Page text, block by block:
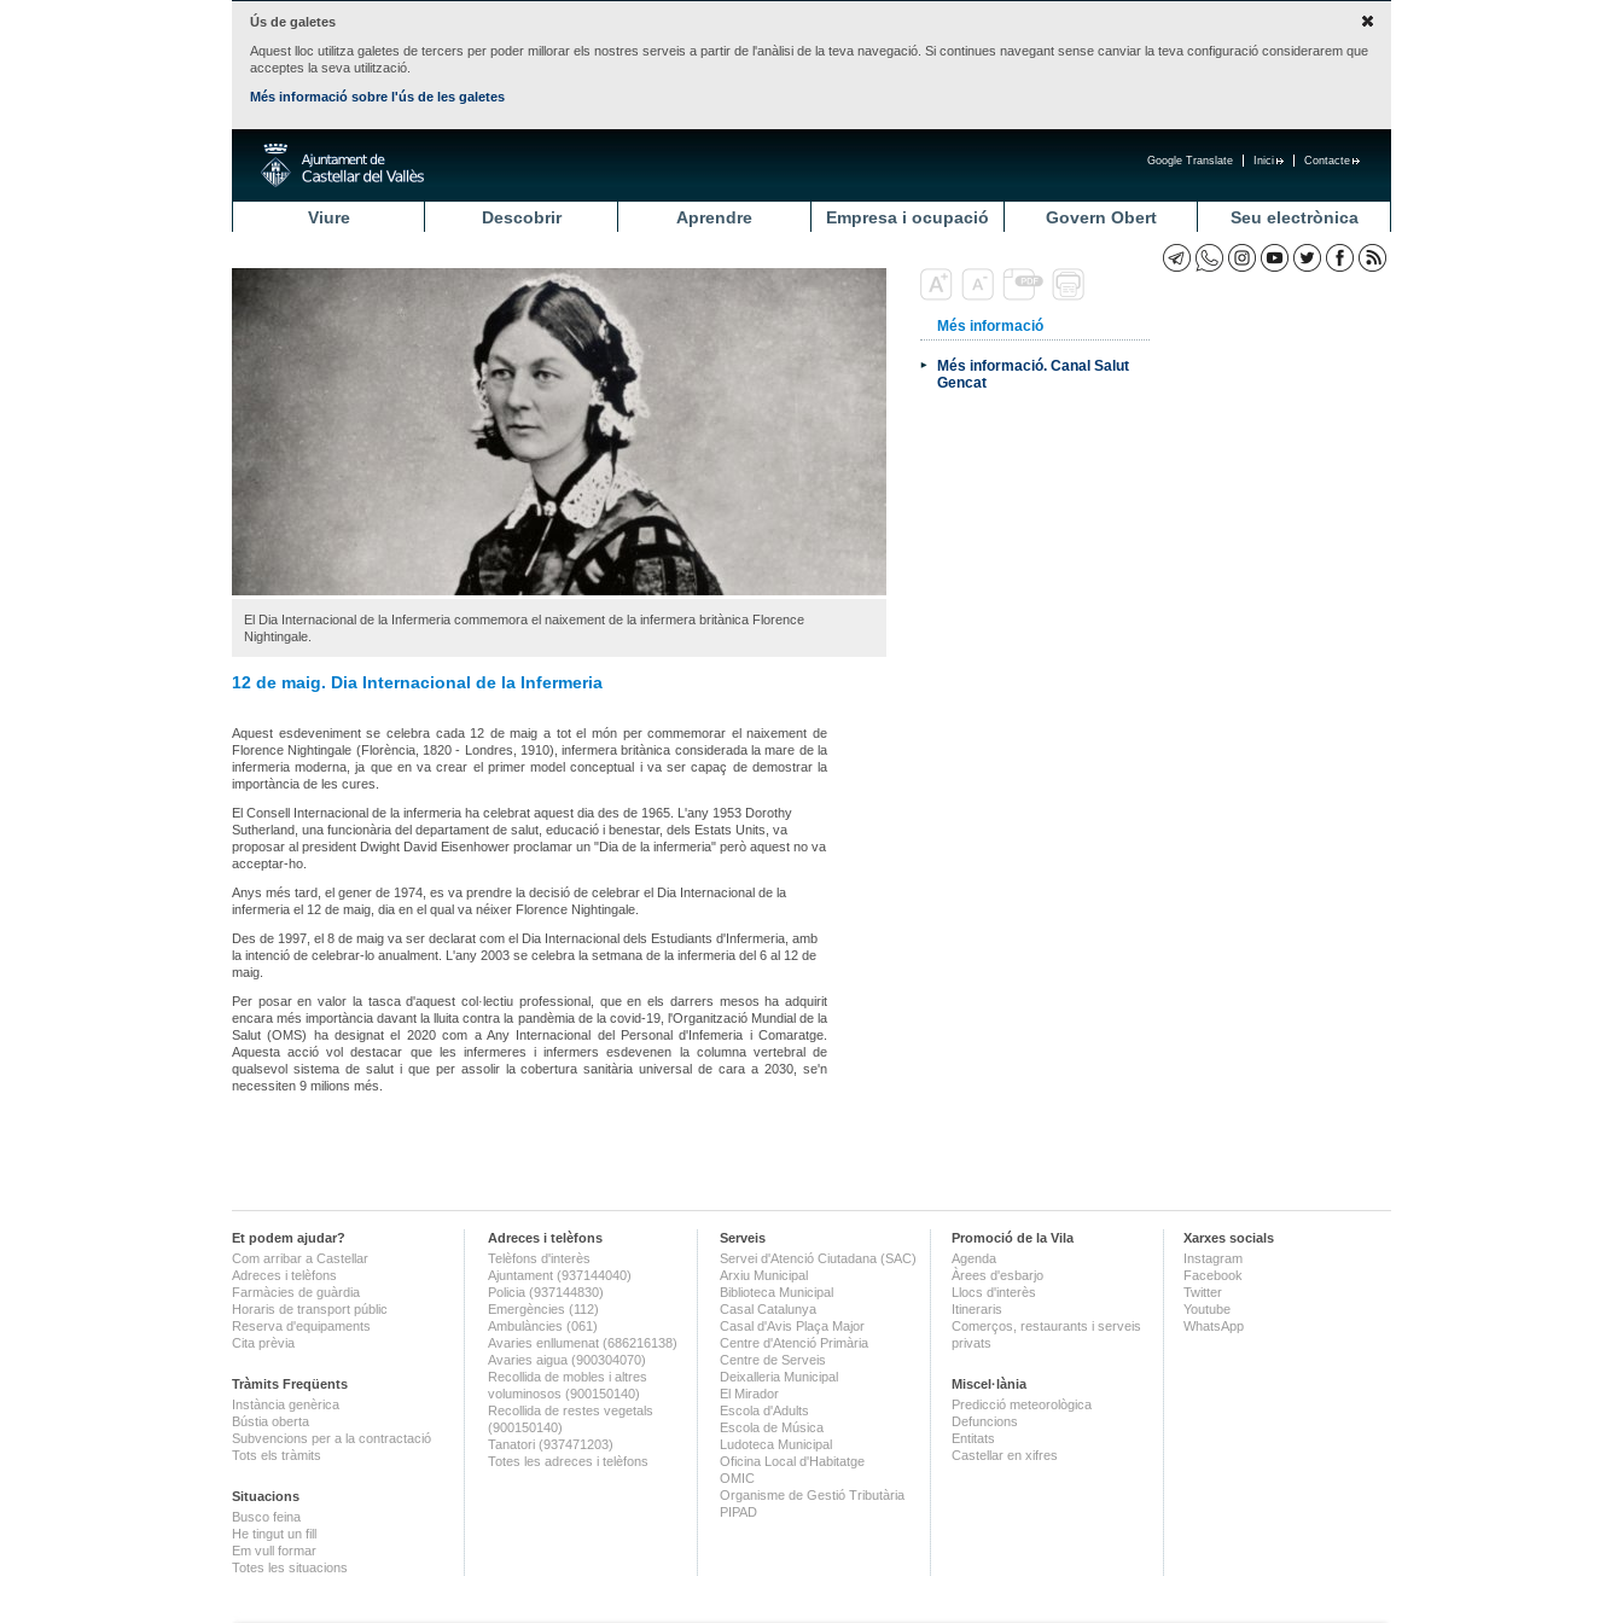
Ús de galetes
Aquest lloc utilitza galetes de tercers per poder millorar els nostres serveis a partir de l'anàlisi de la teva navegació. Si continues navegant sense canviar la teva configuració considerarem que
acceptes la seva utilització.
Més informació sobre l'ús de les galetes
Contacte
Inici
Google Translate
Viure Descobrir Aprendre Empresa i ocupació Govern Obert Seu electrònica
El Dia Internacional de la Infermeria commemora el naixement de la infermera britànica Florence
Nightingale.
12 de maig. Dia Internacional de la Infermeria
Aquest esdeveniment se celebra cada 12 de maig a tot el món per commemorar el naixement de
Florence Nightingale (Florència, 1820 - Londres, 1910), infermera britànica considerada la mare de la
infermeria moderna, ja que en va crear el primer model conceptual i va ser capaç de demostrar la
importància de les cures.
El Consell Internacional de la infermeria ha celebrat aquest dia des de 1965. L'any 1953 Dorothy
Sutherland , una funcionària del departament de salut, educació i benestar, dels Estats Units, va
proposar al president Dwight David Eisenhower proclamar un "Dia de la infermeria" però aquest no va
acceptar-ho.
Anys més tard, el gener de 1974, es va prendre la decisió de celebrar el Dia Internacional de la
infermeria el 12 de maig, dia en el qual va néixer Florence Nightingale.
Des de 1997, el 8 de maig va ser declarat com el Dia Internacional dels Estudiants d'Infermeria, amb
la intenció de celebrar-lo anualment. L'any 2003 se celebra la setmana de la infermeria del 6 al 12 de
maig.
Per posar en valor la tasca d'aquest col·lectiu professional, que en els darrers mesos ha adquirit
encara més importància davant la lluita contra la pandèmia de la covid-19, l'Organització Mundial de la
Salut (OMS) ha designat el 2020 com a Any Internacional del Personal d'Infemeria i Comaratge.
Aquesta acció vol destacar que les infermeres i infermers esdevenen la columna vertebral de
qualsevol sistema de salut i que per assolir la cobertura sanitària universal de cara a 2030, se'n
necessiten 9 milions més.
Més informació
Més informació. Canal Salut
Gencat
Et podem ajudar?
Com arribar a Castellar
Adreces i telèfons
Farmàcies de guàrdia
Horaris de transport públic
Reserva d'equipaments
Cita prèvia
Tràmits Freqüents
Instància genèrica
Bústia oberta
Subvencions per a la contractació
Tots els tràmits
Situacions
Busco feina
He tingut un fill
Em vull formar
Totes les situacions
Adreces i telèfons
Telèfons d'interès
Ajuntament (937144040)
Policia (937144830)
Emergències (112)
Ambulàncies (061)
Avaries enllumenat (686216138)
Avaries aigua (900304070)
Recollida de mobles i altres
voluminosos (900150140)
Recollida de restes vegetals
(900150140)
Tanatori (937471203)
Totes les adreces i telèfons
Serveis
Servei d'Atenció Ciutadana (SAC)
Arxiu Municipal
Biblioteca Municipal
Casal Catalunya
Casal d'Avis Plaça Major
Centre d'Atenció Primària
Centre de Serveis
Deixalleria Municipal
El Mirador
Escola d'Adults
Escola de Música
Ludoteca Municipal
Oficina Local d'Habitatge
OMIC
Organisme de Gestió Tributària
PIPAD
Promoció de la Vila
Agenda
Àrees d'esbarjo
Llocs d'interès
Itineraris
Comerços, restaurants i serveis
privats
Miscel·lània
Predicció meteorològica
Defuncions
Entitats
Castellar en xifres
Xarxes socials
Instagram
Facebook
Twitter
Youtube
WhatsApp